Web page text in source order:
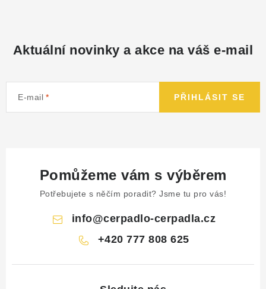
Aktuální novinky a akce na váš e-mail
E-mail PŘIHLÁSIT SE
Pomůžeme vám s výběrem
Potřebujete s něčím poradit? Jsme tu pro vás!
info@cerpadlo-cerpadla.cz
+420 777 808 625